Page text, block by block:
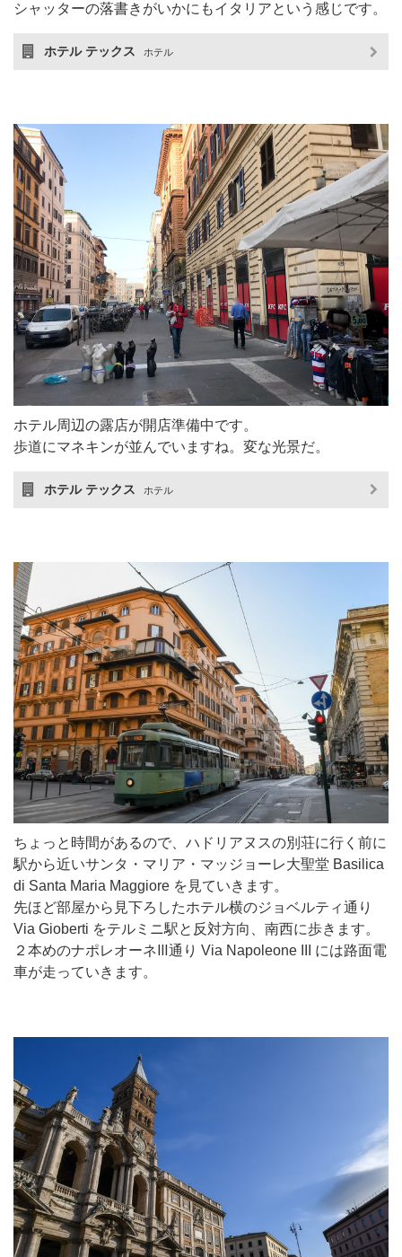
シャッターの落書きがいかにもイタリアという感じです。
ホテル テックス ホテル
ホテル周辺の露店が開店準備中です。
歩道にマネキンが並んでいますね。変な光景だ。
ホテル テックス ホテル
ちょっと時間があるので、ハドリアヌスの別荘に行く前に
駅から近いサンタ・マリア・マッジョーレ大聖堂 Basilica
di Santa Maria Maggiore を見ていきます。
先ほど部屋から見下ろしたホテル横のジョベルティ通り
Via Gioberti をテルミニ駅と反対方向、南西に歩きます。
２本めのナポレオーネⅢ通り Via Napoleone III には路面電
車が走っていきます。